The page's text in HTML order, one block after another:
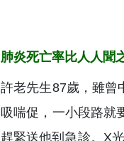
肺炎死亡率比人人聞
許老先生87歲，雖曾
吸喘促，一小段路就
趕緊送他到急診。X